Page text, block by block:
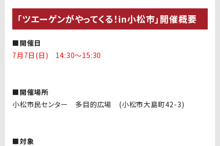
「ツエーゲンがやってくる！in小松市」開催概要
■開催日
7月7日(日) 14:30～15:30
■開催場所
小松市民センター 多目的広場 (小松市大島町42-3)
■対象